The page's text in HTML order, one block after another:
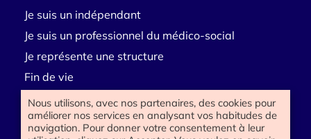
Je suis un indépendant
Je suis un professionnel du médico-social
Je représente une structure
Fin de vie
Deuil
Handicap
Nous utilisons, avec nos partenaires, des cookies pour
améliorer nos services en analysant vos habitudes de
navigation. Pour donner votre consentement à leur